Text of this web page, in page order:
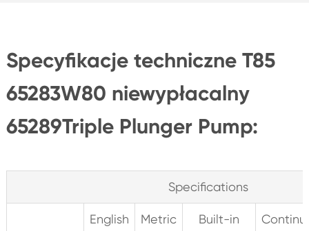
Specyfikacje techniczne T85
65283W80 niewypłacalny
65289Triple Plunger Pump:
Specifications
English
Metric
Built-in